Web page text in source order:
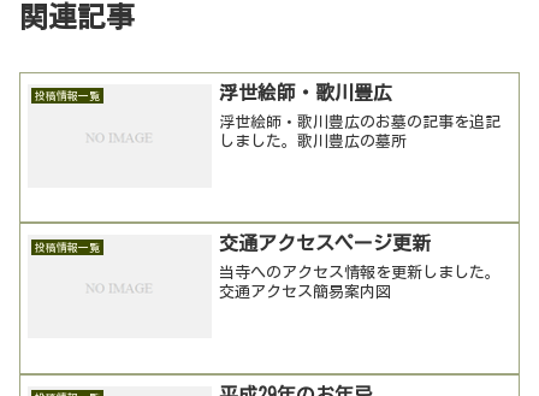
関連記事
投稿情報一覧 浮世絵師・歌川豊広
浮世絵師・歌川豊広のお墓の記事を追記
しました。歌川豊広の墓所
投稿情報一覧 交通アクセスページ更新
当寺へのアクセス情報を更新しました。
交通アクセス簡易案内図